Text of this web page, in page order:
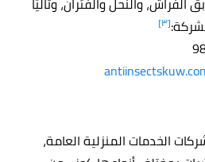
[٣]
الخدمات المنزلية العامة،